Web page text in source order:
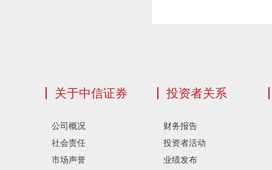
关于中信证券
公司概况
社会责任
市场声誉
投资者关系
财务报告
投资者活动
业绩发布